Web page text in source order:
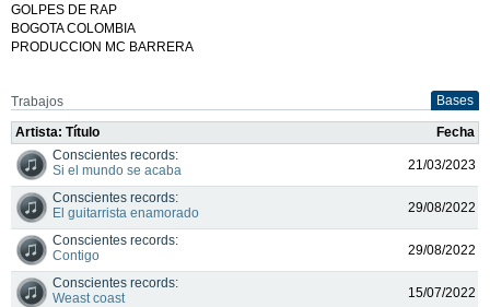
GOLPES DE RAP
BOGOTA COLOMBIA
PRODUCCION MC BARRERA
Trabajos Bases
Artista: Título
Fecha
Conscientes records:
Si el mundo se acaba
21/03/2023
Conscientes records:
El guitarrista enamorado
29/08/2022
Conscientes records:
Contigo
29/08/2022
Conscientes records:
Weast coast
15/07/2022